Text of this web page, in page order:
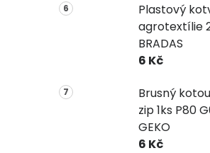
Plastový
agrotextílie
BRADAS
6 Kč
Brusný
zip 1ks P80
GEKO
6 Kč